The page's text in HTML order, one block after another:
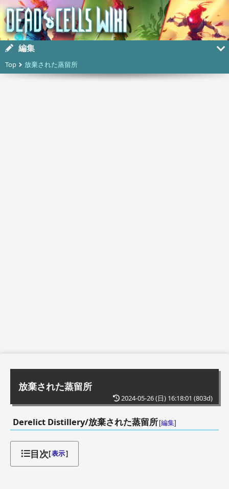
編集
Top 放棄された蒸留所
放棄された蒸留所
2024-05-26 (日) 16:18:01 (803d)
Derelict Distillery/放棄された蒸留所 [編集]
目次[表示]